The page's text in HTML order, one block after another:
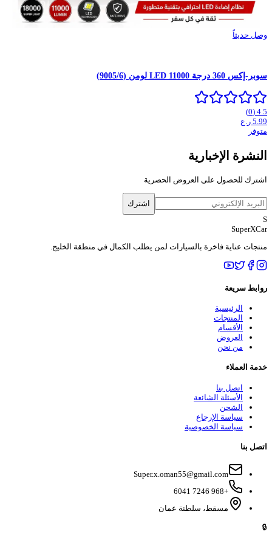
وصل حديثاً
سوبر-إكس 360 درجة LED 11000 لومن (9005/6)
4.5
(
0
)
5.99 ر.ع
متوفر
النشرة الإخبارية
اشترك للحصول على العروض الحصرية
اشترك
S
SuperXCar
منتجات عناية فاخرة بالسيارات لمن يطلب الكمال في منطقة الخليج.
روابط سريعة
الرئيسية
المنتجات
الأقسام
العروض
من نحن
خدمة العملاء
اتصل بنا
الأسئلة الشائعة
الشحن
سياسة الإرجاع
سياسة الخصوصية
اتصل بنا
Super.x.oman55@gmail.com
+968 7246 6041
مسقط، سلطنة عمان
🔒